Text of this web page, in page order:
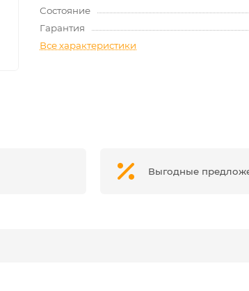
Состояние
Гарантия
Все характеристики
Выгодные